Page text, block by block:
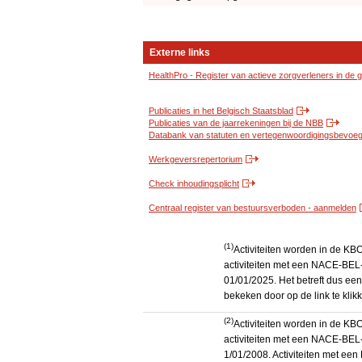
Externe links
HealthPro - Register van actieve zorgverleners in de
Publicaties in het Belgisch Staatsblad
Publicaties van de jaarrekeningen bij de NBB
Databank van statuten en
Werkgeversrepertorium
Check inhoudingsplicht
Centraal register van bestuursverboden - aanmelden
(1)Activiteiten worden in de
activiteiten met een NACE-
01/01/2025. Het betreft dus
bekeken door op de link te
(2)Activiteiten worden in de
activiteiten met een NACE-
1/01/2008. Activiteiten met